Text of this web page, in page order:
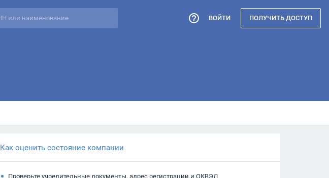
ВОЙТИ ПОЛУЧИТЬ ДОСТУП
Как оценить состояние компании
Проверьте учредительные документы, адрес регистрации и ОКВЭД